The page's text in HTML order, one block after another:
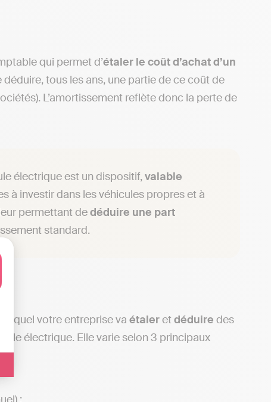
vos Options
qui permet d’étaler le coût d’achat d’un
tous les ans, une partie de ce coût de
L’amortissement reflète donc la perte de
électrique est un dispositif, valable
à investir dans les véhicules propres et à
permettant dedéduire une part
standard.
lequel votre entreprise va étaleret déduire des
électrique. Elle varie selon 3 principaux